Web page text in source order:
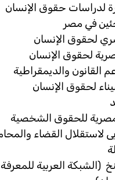
لدراسات حقوق الإنسان
في مصر
لحقوق الإنسان
لحقوق الإنسان
والديمقراطية
لحقوق الإنسان
للحقوق الشخصية
لاستقلال القضاء
(الشبكة العربية